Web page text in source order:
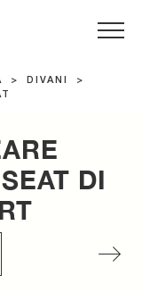
> DIVANI
>
DI